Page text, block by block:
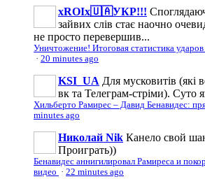
xROIx🇺🇦УКР!!!
зайвих слів стає наочно
не просто перевершив...
Уничтожение! Итоговая статистика
· 20 minutes ago
KSI_UA Для мусковитів (які
вк та Телеграм-стріми). Суто
Хильберто Рамирес – Давид Бенавидес:
minutes ago
Николай Nik Канело свой
Проиграть))
Бенавидес аннигилировал Рамиреса и
видео · 22 minutes ago